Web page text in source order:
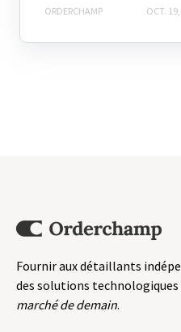
ORDERCHAMP OCT.
Fournir aux détaillants
des solutions
marché de demain.